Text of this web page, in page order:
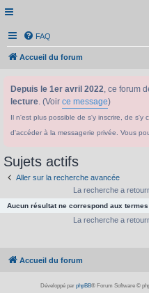
FAQ
Accueil du forum
Depuis le 1er avril 2022, ce forum
lecture. (Voir ce message)
Il n'est plus possible de s'y inscrire, de s'y
d'accéder à la messagerie privée. Vous
Sujets actifs
Aller sur la recherche avancée
La recherche a
Aucun résultat ne correspond aux
La recherche a
Accueil du forum
Développé par phpBB® Forum Software ©